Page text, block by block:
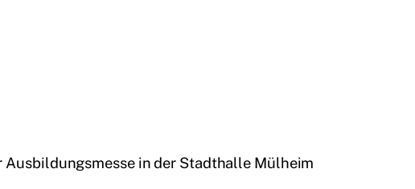
Ausbildungsmesse in der Stadthalle Mülheim